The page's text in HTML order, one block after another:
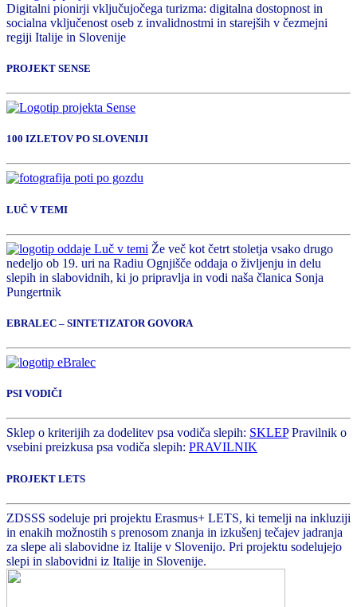
Digitalni pionirji vključujočega turizma: digitalna dostopnost in
socialna vključenost oseb z invalidnostmi in starejših v čezmejni
regiji Italije in Slovenije
PROJEKT SENSE
100 IZLETOV PO SLOVENIJI
LUČ V TEMI
Že več kot četrt stoletja vsako drugo
nedeljo ob 19. uri na Radiu Ognjišče oddaja o življenju in delu
slepih in slabovidnih, ki jo pripravlja in vodi naša članica Sonja
Pungertnik
EBRALEC – SINTETIZATOR GOVORA
PSI VODIČI
Sklep o kriterijih za dodelitev psa vodiča slepih: SKLEPPravilnik o
vsebini preizkusa psa vodiča slepih: PRAVILNIK
PROJEKT LETS
ZDSSS sodeluje pri projektu Erasmus+ LETS, ki temelji na inkluziji
in enakih možnostih s prenosom znanja in izkušenj tečajev jadranja
za slepe ali slabovidne iz Italije v Slovenijo. Pri projektu sodelujejo
slepi in slabovidni iz Italije in Slovenije.